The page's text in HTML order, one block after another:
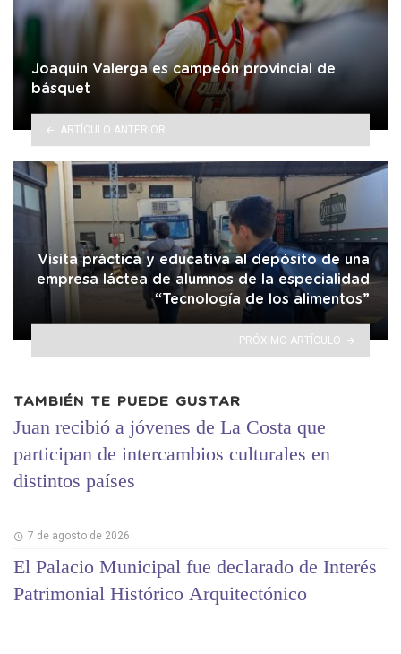
Joaquin Valerga es campeón provincial de
básquet
ARTÍCULO ANTERIOR
Visita práctica y educativa al depósito de una
empresa láctea de alumnos de la especialidad
“Tecnología de los alimentos”
PRÓXIMO ARTÍCULO
TAMBIÉN TE PUEDE GUSTAR
Juan recibió a jóvenes de La Costa que
participan de intercambios culturales en
distintos países
7 de agosto de 2026
El Palacio Municipal fue declarado de Interés
Patrimonial Histórico Arquitectónico